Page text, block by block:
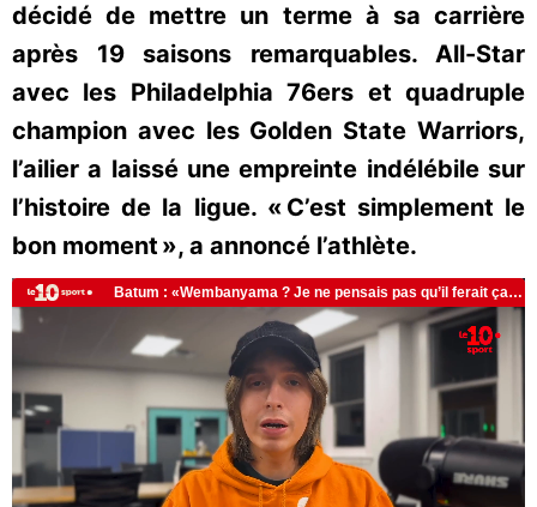
décidé de mettre un terme à sa carrière
après 19 saisons remarquables. All-Star
avec les Philadelphia 76ers et quadruple
champion avec les Golden State Warriors,
l’ailier a laissé une empreinte indélébile sur
l’histoire de la ligue. « C’est simplement le
bon moment », a annoncé l’athlète.